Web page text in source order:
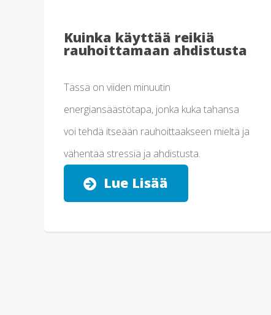
Kuinka käyttää reikiä
rauhoittamaan ahdistusta
Tässä on viiden minuutin
energiansäästötapa, jonka kuka tahansa
voi tehdä itseään rauhoittaakseen mieltä ja
vähentää stressiä ja ahdistusta.
Lue Lisää